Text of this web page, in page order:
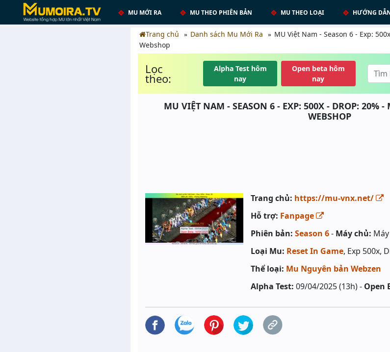
MU MỚI RA MU THEO PHIÊN BẢN MU THEO LOẠI HƯỚNG
Trang chủ Danh sách Mu Mới Ra
MU Việt Nam - Season 6 - Exp:
Webshop
Lọc
theo:
Alpha Test hôm
nay
Open beta hôm
nay
MU VIỆT NAM - SEASON 6 - EXP: 500X - DROP: 20%
WEBSHOP
Trang chủ: https://mu-vnx.net/
Hỗ trợ: Fanpage
Phiên bản: Season 6- Máy chủ:
Loại Mu: Reset In Game, Exp 500x,
Thể loại: Mu Nguyên bản Webzen
Alpha Test: 09/04/2025 (13h) - Open